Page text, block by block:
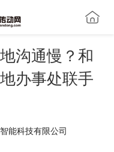
沟通慢？和
办事处联手
能科技有限公司